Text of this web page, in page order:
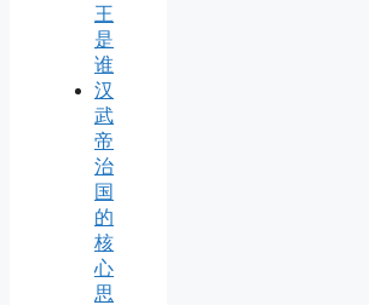
王
是
谁
汉
武
帝
治
国
的
核
心
思